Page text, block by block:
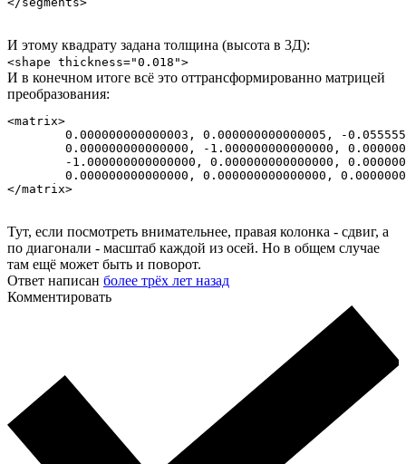
И этому квадрату задана толщина (высота в 3Д):
<shape thickness="0.018">
И в конечном итоге всё это оттрансформированно матрицей
преобразования:
<matrix>
0.000000000000003, 0.000000000000005, -
0.000000000000000, -1.000000000000000,
-1.000000000000000, 0.000000000000000,
0.000000000000000, 0.000000000000000,
</matrix>
Тут, если посмотреть внимательнее, правая колонка - сдвиг, а
по диагонали - масштаб каждой из осей. Но в общем случае
там ещё может быть и поворот.
Ответ написан более трёх лет назад
Комментировать